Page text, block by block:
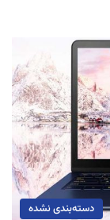
دسته‌بندی نشده